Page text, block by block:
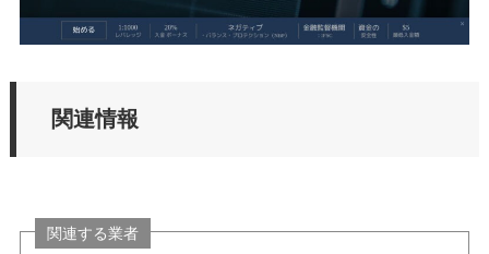
関連情報
関連する業者